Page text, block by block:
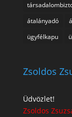
átalányadó
ügyfélkapu
Zsoldos
Üdvözlet!
Zsoldos